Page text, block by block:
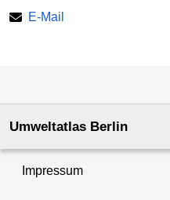
E-Mail
Umweltatlas Berlin
Impressum